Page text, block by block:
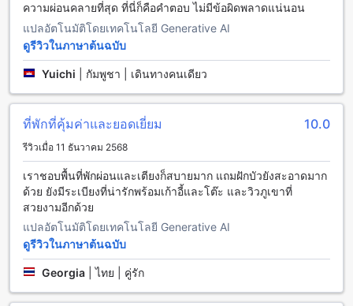
สิ่งอำนวยความสะดวกในการรับประทานอาหารที่เชิลลิ่งฮิลล์เกส
ต์เฮ้าส์
เชิลลิ่งฮิลล์เกสต์เฮ้าส์มีสิ่งอำนวยความสะดวกในการรับประทาน
อาหารที่หลากหลายให้เลือกสรรเสริฟแก่ผู้เข้าพัก หากคุณต้องการ
สัมผัสกับบรรยากาศเป็นธรรมชาติในขณะที่รับประทานอาหาร
คุณสามารถเข้าไปยังร้านกาแฟของโรงแรมได้ เพลิดเพลินกับ
กาแฟร้อนหรือเครื่องดื่มชาต่างๆ รวมถึงขนมปังหรือของหวานที่
อร่อย นอกจากนี้ยังมีสิ่งอำนวยความสะดวกในการเตรียมอาหาร
บาร์บีคิวให้บริการ เพื่อให้คุณสามารถสนุกกับการทำอาหารกลาง
แจ้งและเลี้ยงสัตว์เลี้ยงของคุณได้อย่างสบายใจ
ห้องพักที่ Chilling Hill Guesthouse ในปาย
Chilling Hill Guesthouse ในปายมีห้องพักที่หลากหลายเพื่อตอบ
สนองความต้องการของผู้เข้าพักทุกคน สำหรับผู้ที่ต้องการพักคน
เดียว สามารถเลือกห้องพักแบบ Single Room with Bathroom ที่มี
ความผ่อนคลายที่สุด ที่นี่ก็คือคำตอบ ไม่มีข้อผิดพลาดแน่นอน
แปลอัตโนมัติโดยเทคโนโลยี Generative AI
ดูรีวิวในภาษาต้นฉบับ
Yuichi กัมพูชา | เดินทางคนเดียว
ที่พักที่คุ้มค่าและยอดเยี่ยม 10.0
รีวิวเมื่อ 11 ธันวาคม 2568
เราชอบพื้นที่พักผ่อนและเตียงก็สบายมาก แถมฝักบัวยังสะอาดมาก
ด้วย ยังมีระเบียงที่น่ารักพร้อมเก้าอี้และโต๊ะ และวิวภูเขาที่
สวยงามอีกด้วย
แปลอัตโนมัติโดยเทคโนโลยี Generative AI
ดูรีวิวในภาษาต้นฉบับ
Georgia |ไทย | คู่รัก